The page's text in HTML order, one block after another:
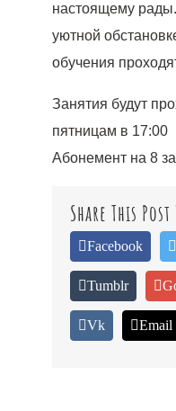
настоящему
уютной
обучения
Занятия будут
пятницам в 17:00
Абонемент на 8
Share This
Facebook
Tumblr
Vk Email